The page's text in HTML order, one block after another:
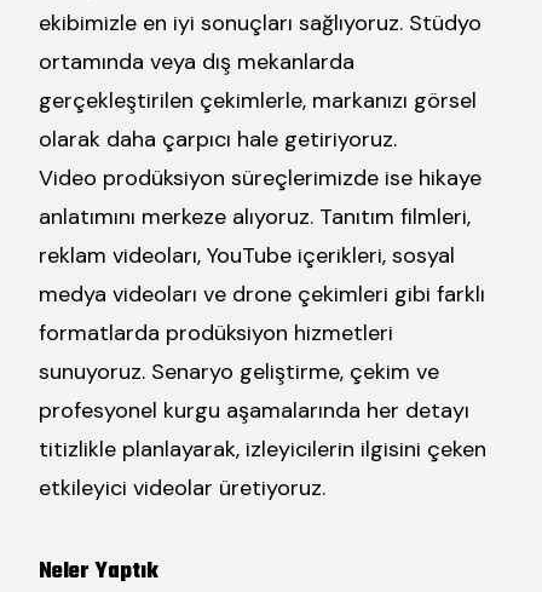
ekibimizle en iyi sonuçları sağlıyoruz. Stüdyo
ortamında veya dış mekanlarda
gerçekleştirilen çekimlerle, markanızı görsel
olarak daha çarpıcı hale getiriyoruz.
Video prodüksiyon süreçlerimizde ise hikaye
anlatımını merkeze alıyoruz. Tanıtım filmleri,
reklam videoları, YouTube içerikleri, sosyal
medya videoları ve drone çekimleri gibi farklı
formatlarda prodüksiyon hizmetleri
sunuyoruz. Senaryo geliştirme, çekim ve
profesyonel kurgu aşamalarında her detayı
titizlikle planlayarak, izleyicilerin ilgisini çeken
etkileyici videolar üretiyoruz.
Neler Yaptık